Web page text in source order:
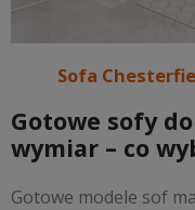
Sofa
Gotowe sofy
wymiar – co
Gotowe modele sof